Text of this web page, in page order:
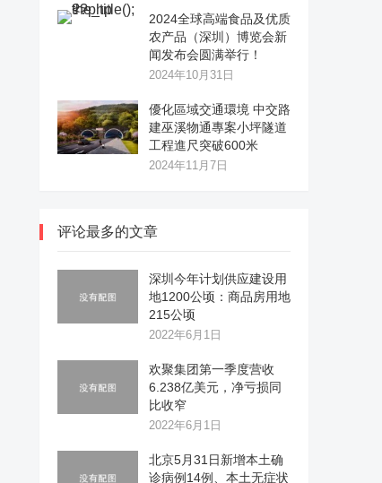
2024全球高端食品及优质
农产品（深圳）博览会新
闻发布会圆满举行！
2024年10月31日
優化區域交通環境 中交路
建巫溪物通專案小坪隧道
工程進尺突破600米
2024年11月7日
评论最多的文章
深圳今年计划供应建设用
地1200公顷：商品房用地
215公顷
2022年6月1日
欢聚集团第一季度营收
6.238亿美元，净亏损同
比收窄
2022年6月1日
北京5月31日新增本土确
诊病例14例、本土无症状